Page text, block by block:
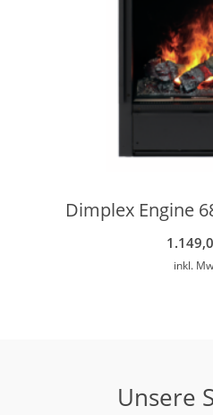
Dimplex Engine
inkl.
Unsere